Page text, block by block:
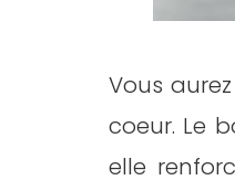
Vous
coeur. Le
elle